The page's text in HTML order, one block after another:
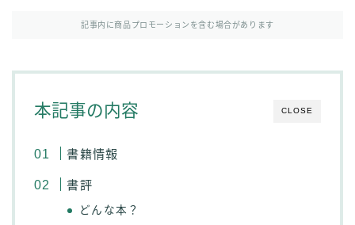
記事内に商品プロモーションを含む場合があります
CLOSE
本記事の内容
書籍情報
書評
どんな本？